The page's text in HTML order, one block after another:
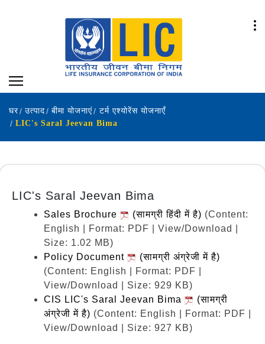
घर उत्पाद बीमा योजनाएं
टर्म एश्योरेंस योजनाएँ
LIC's Saral Jeevan Bima
LIC's Saral Jeevan Bima
Sales Brochure (सामग्री हिंदी में है) (Content:
English | Format: PDF | View/Download |
Size: 1.02 MB)
Policy Document
(सामग्री अंग्रेजी में है)
(Content: English | Format: PDF |
View/Download | Size: 929 KB)
CIS LIC's Saral Jeevan Bima
(सामग्री
अंग्रेजी में है) (Content: English | Format: PDF |
View/Download | Size: 927 KB)